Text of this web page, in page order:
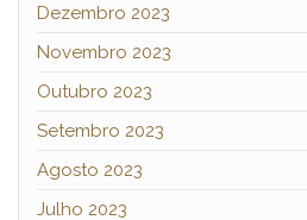
Dezembro 2023
Novembro 2023
Outubro 2023
Setembro 2023
Agosto 2023
Julho 2023